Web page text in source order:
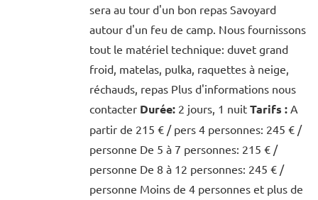
sera au tour d'un bon repas Savoyard
autour d'un feu de camp. Nous fournissons
tout le matériel technique: duvet grand
froid, matelas, pulka, raquettes à neige,
réchauds, repas Plus d'informations nous
contacter Durée:2 jours, 1 nuit Tarifs : A
partir de 215 € / pers 4 personnes: 245 € /
personne De 5 à 7 personnes: 215 € /
personne De 8 à 12 personnes: 245 € /
personne Moins de 4 personnes et plus de